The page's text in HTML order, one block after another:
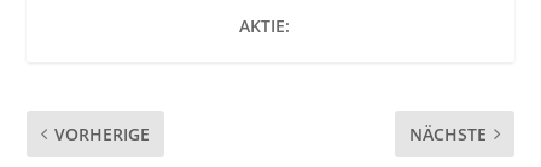
AKTIE:
VORHERIGE NÄCHSTE